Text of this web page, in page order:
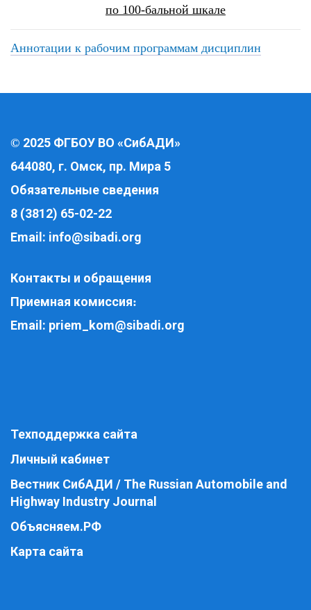
по 100-бальной шкале
Аннотации к рабочим программам дисциплин
© 2025 ФГБОУ ВО «СибАДИ»
644080, г. Омск, пр. Мира 5
Обязательные сведения
8 (3812) 65-02-22
Email: info@sibadi.org
Контакты и обращения
Приемная комиссия:
Email: priem_kom@sibadi.org
Техподдержка сайта
Личный кабинет
Вестник СибАДИ / The Russian Automobile and
Highway Industry Journal
Объясняем.РФ
Карта сайта